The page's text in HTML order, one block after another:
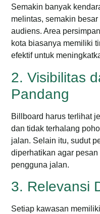
Semakin banyak
melintas, semakin
audiens. Area
kota biasanya memiliki
efektif untuk
2. Visibilitas
Pandang
Billboard harus terlihat
dan tidak terhalang
jalan. Selain itu, sudut
diperhatikan agar
pengguna jalan.
3. Relevansi
Setiap kawasan